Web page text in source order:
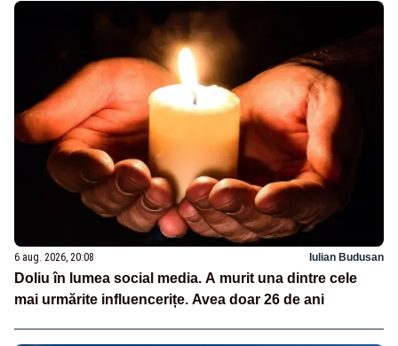
6 aug. 2026, 20:08 Iulian Budusan
Doliu în lumea social media. A murit una dintre cele
mai urmărite influencerițe. Avea doar 26 de ani